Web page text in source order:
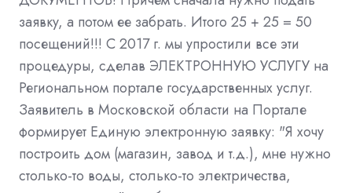
заявку, а потом ее забрать. Итого 25 + 25 = 50
посещений!!! С 2017 г. мы упростили все эти
процедуры, сделав ЭЛЕКТРОННУЮ УСЛУГУ на
Региональном портале государственных услуг.
Заявитель в Московской области на Портале
формирует Единую электронную заявку: "Я хочу
построить дом (магазин, завод и т.д.), мне нужно
столько-то воды, столько-то электричества,